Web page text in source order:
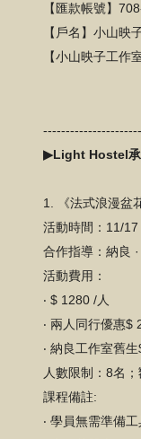
【匯款帳號】
【戶名】小山映
【小山映子工作
▶Light Hostel承
1.
《法式浪漫盆
活動時間：11/
合作指導：納良
活動費用：
‧ $ 1280 /人
‧ 兩人同行優惠$
‧ 納良工作室舊
人數限制：8名；
課程備註:
‧ 學員無需準備